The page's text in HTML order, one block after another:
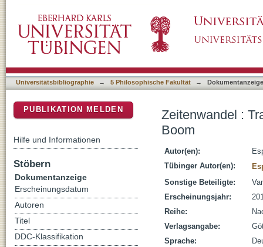
Universitätsbibliographie → 5 Philosophische Fakultät → Dokumentanzeige
Zeitenwandel :
Boom
Autor(en):
Tübinger Autor(en):
Sonstige Beteiligte:
Erscheinungsjahr:
Reihe:
Verlagsangabe:
Sprache:
PUBLIKATION MELDEN
Hilfe und Informationen
Stöbern
Dokumentanzeige
Erscheinungsdatum
Autoren
Titel
DDC-Klassifikation